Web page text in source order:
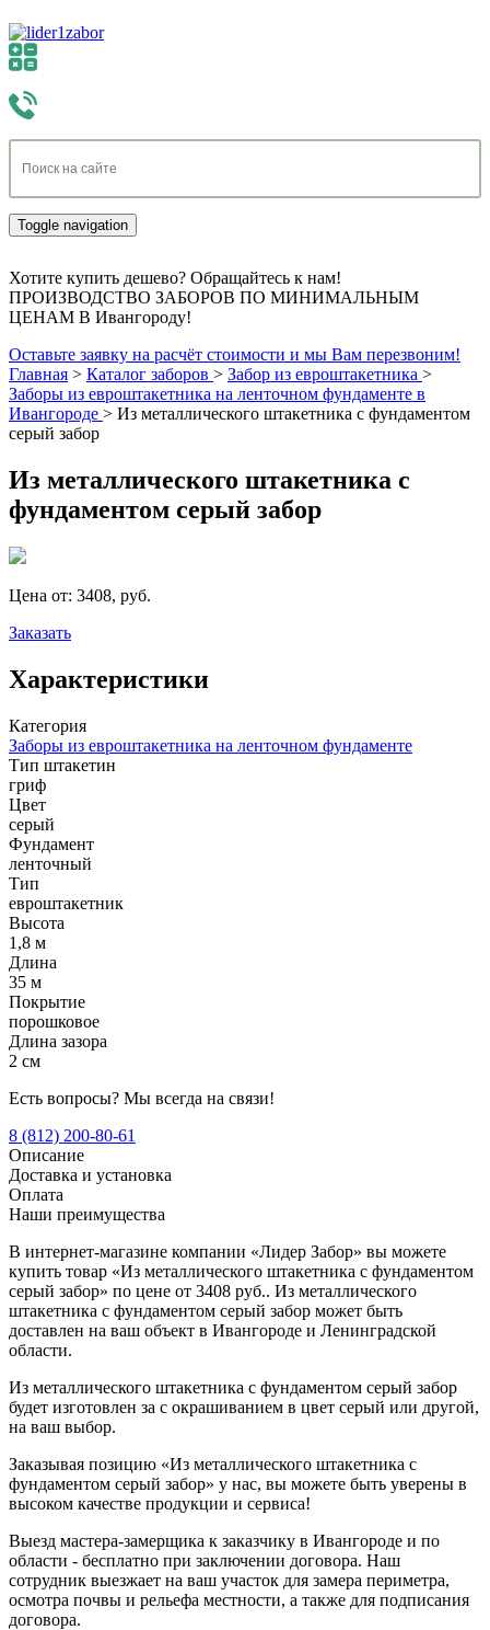
Toggle navigation
Хотите купить дешево? Обращайтесь к нам!
ПРОИЗВОДСТВО ЗАБОРОВ ПО МИНИМАЛЬНЫМ
ЦЕНАМ В Ивангороду!
Оставьте заявку на расчёт стоимости и мы Вам перезвоним!
Главная > Каталог заборов > Забор из евроштакетника >
Заборы из евроштакетника на ленточном фундаменте в
Ивангороде > Из металлического штакетника с фундаментом
серый забор
Из металлического штакетника с
фундаментом серый забор
Цена от: 3408, руб.
Заказать
Характеристики
Категория
Заборы из евроштакетника на ленточном фундаменте
Тип штакетин
гриф
Цвет
серый
Фундамент
ленточный
Тип
евроштакетник
Высота
1,8 м
Длина
35 м
Покрытие
порошковое
Длина зазора
2 см
Есть вопросы? Мы всегда на связи!
8 (812) 200-80-61
Описание
Доставка и установка
Оплата
Наши преимущества
В интернет-магазине компании «Лидер Забор» вы можете
купить товар «Из металлического штакетника с фундаментом
серый забор» по цене от 3408 руб.. Из металлического
штакетника с фундаментом серый забор может быть
доставлен на ваш объект в Ивангороде и Ленинградской
области.
Из металлического штакетника с фундаментом серый забор
будет изготовлен за с окрашиванием в цвет серый или другой,
на ваш выбор.
Заказывая позицию «Из металлического штакетника с
фундаментом серый забор» у нас, вы можете быть уверены в
высоком качестве продукции и сервиса!
Выезд мастера-замерщика к заказчику в Ивангороде и по
области - бесплатно при заключении договора. Наш
сотрудник выезжает на ваш участок для замера периметра,
осмотра почвы и рельефа местности, а также для подписания
договора.